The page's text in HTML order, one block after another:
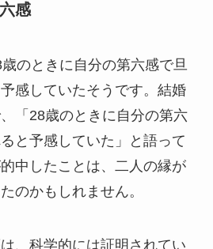
感
のときに自分の第六感で旦
感していたそうです。結婚
「28歳のときに自分の第六
と予感していた」と語って
中したことは、二人の縁が
のかもしれません。
、科学的には証明されてい